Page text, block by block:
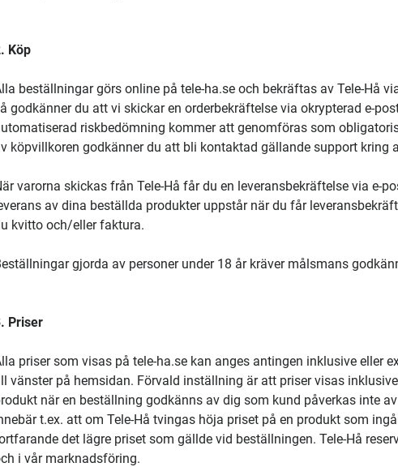
Köp
beställningar görs online på tele-ha.se och bekräftas av Tele-Hå
godkänner du att vi skickar en orderbekräftelse via okrypterad e-
riskbedömning kommer att genomföras som
köpvillkoren godkänner du att bli kontaktad gällande support kring
varorna skickas från Tele-Hå får du en leveransbekräftelse via e-
av dina beställda produkter uppstår när du får
kvitto och/eller faktura.
gjorda av personer under 18 år kräver målsmans
Priser
priser som visas på tele-ha.se kan anges antingen inklusive eller
vänster på hemsidan. Förvald inställning är att priser visas
när en beställning godkänns av dig som kund påverkas inte
t.ex. att om Tele-Hå tvingas höja priset på en produkt som
det lägre priset som gällde vid beställningen. Tele-Hå
i vår marknadsföring.